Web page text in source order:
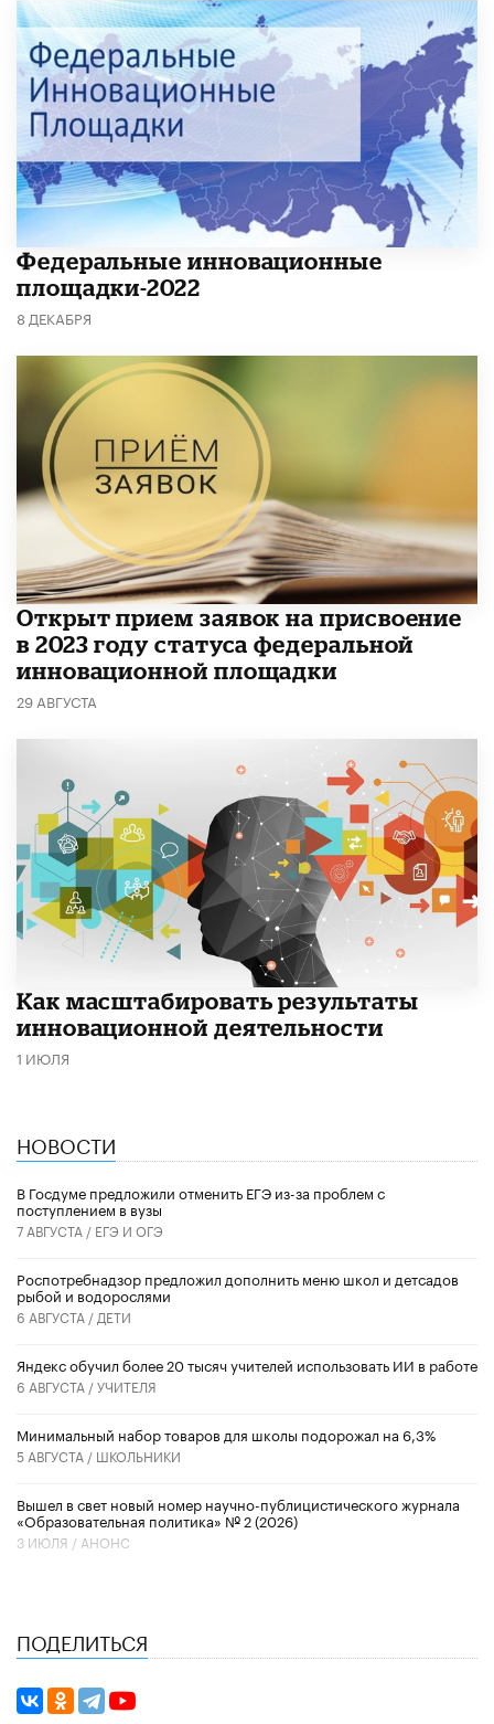
Федеральные инновационные
площадки-2022
8 ДЕКАБРЯ
Открыт прием заявок на присвоение
в 2023 году статуса федеральной
инновационной площадки
29 АВГУСТА
Как масштабировать результаты
инновационной деятельности
1 ИЮЛЯ
НОВОСТИ
В Госдуме предложили отменить ЕГЭ из-за проблем с
поступлением в вузы
7 АВГУСТА / ЕГЭ И ОГЭ
Роспотребнадзор предложил дополнить меню школ и детсадов
рыбой и водорослями
6 АВГУСТА / ДЕТИ
​Яндекс обучил более 20 тысяч учителей использовать ИИ в работе
6 АВГУСТА /УЧИТЕЛЯ
Минимальный набор товаров для школы подорожал на 6,3%
5 АВГУСТА / ШКОЛЬНИКИ
Вышел в свет новый номер научно-публицистического журнала
«Образовательная политика» № 2 (2026)
3 ИЮЛЯ / АНОНС
ПОДЕЛИТЬСЯ